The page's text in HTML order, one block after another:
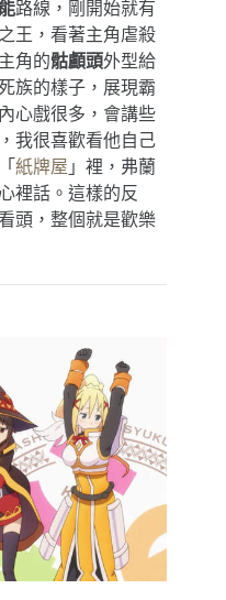
路線，剛開始就有
王，看著主角虐殺
角的骷顱頭外型給
族的樣子，展現霸
心戲很多，會講些
我很喜歡看他自己
紙牌屋 」裡，弗蘭
裡話。這樣的反
頭，整個就是歡樂